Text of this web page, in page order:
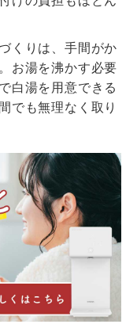
くりは、手間がか
お湯を沸かす必要
白湯を用意できる
でも無理なく取り